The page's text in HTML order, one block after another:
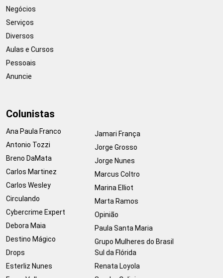
Negócios
Serviços
Diversos
Aulas e Cursos
Pessoais
Anuncie
Colunistas
Ana Paula Franco
Antonio Tozzi
Breno DaMata
Carlos Martinez
Carlos Wesley
Circulando
Cybercrime Expert
Debora Maia
Destino Mágico
Drops
Esterliz Nunes
Jamari França
Jorge Grosso
Jorge Nunes
Marcus Coltro
Marina Elliot
Marta Ramos
Opinião
Paula Santa Maria
Grupo Mulheres do Brasil
Sul da Flórida
Renata Loyola